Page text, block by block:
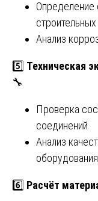
Определение
Анализ
5️⃣ Техническая
🔧
Проверка
соединений
Анализ
оборудования
6️⃣ Расчёт